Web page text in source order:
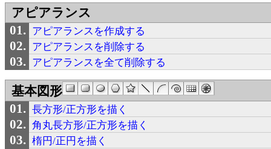
アピアランス
アピアランスを作成する
アピアランスを削除する
アピアランスを全て削除する
基本図形
長方形/正方形を描く
角丸長方形/正方形を描く
楕円/正円を描く